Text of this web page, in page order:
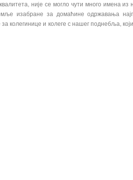
није се могло чути много имена из
изабране за домаћине одржавања
колегинице и колеге с нашег поднебља,